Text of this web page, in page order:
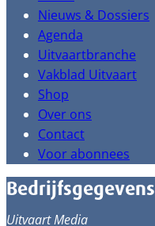
Nieuws & Dossiers
Agenda
Uitvaartbranche
Vakblad Uitvaart
Shop
Over ons
Contact
Voor abonnees
Bedrijfsgegevens
Uitvaart Media